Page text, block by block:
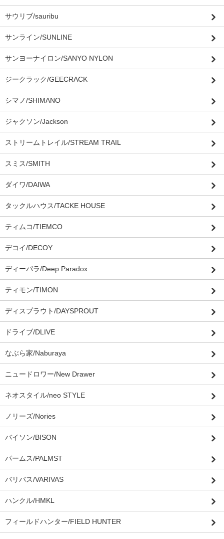
サウリブ/sauribu
サンライン/SUNLINE
サンヨーナイロン/SANYO NYLON
ジークラック/GEECRACK
シマノ/SHIMANO
ジャクソン/Jackson
ストリームトレイル/STREAM TRAIL
スミス/SMITH
ダイワ/DAIWA
タックルハウス/TACKE HOUSE
ティムコ/TIEMCO
デコイ/DECOY
ディーパラ/Deep Paradox
ティモン/TIMON
ディスプラウト/DAYSPROUT
ドライブ/DLIVE
なぶら家/Naburaya
ニュードロワー/New Drawer
ネオスタイル/neo STYLE
ノリーズ/Nories
バイソン/BISON
パームス/PALMST
バリバス/VARIVAS
ハンクル/HMKL
フィールドハンター/FIELD HUNTER